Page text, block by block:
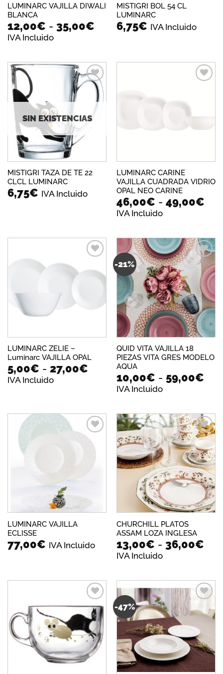
LUMINARC VAJILLA DIWALI
BLANCA
12,00€ - 35,00€Rango
12,00€
hasta
35,00€
IVA Incluido
MISTIGRI BOL 54 CL
LUMINARC
6,75€ IVA Incluido
Añadir
lista de
SIN EXISTENCIAS
MISTIGRI TAZA DE TE 22
CLCL LUMINARC
6,75€ IVA Incluido
LUMINARC CARINE
VAJILLA CUADRADA VIDRIO
OPAL NEO CARINE
46,00€ - 49,00€
IVA Incluido
a la
lista de
LUMINARC ZELIE –
Luminarc VAJILLA OPAL
5,00€ - 27,00€Rango
precios:
hasta
27,00€
IVA Incluido
-21%
Añadir
a la
lista de
deseos
QUID VITA VAJILLA 18
PIEZAS VITA GRES MODELO
AQUA
10,00€ - 59,00€
IVA Incluido
Añadir
a la
LUMINARC VAJILLA
ECLISSE
77,00€ IVA Incluido
Añadir
a la
lista de
deseos
CHURCHILL PLATOS
ASSAM LOZA INGLESA
13,00€ - 36,00€
IVA Incluido
Añadir
a la
lista de
deseos
-47%
Añadir
a la
deseos